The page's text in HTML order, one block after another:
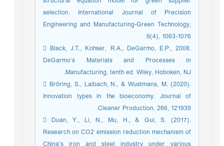
selection. International Journal of Precision
Engineering and Manufacturing-Green Technology,
9(4), 1063-1076.
 Black, J.T., Kohser, R.A., DeGarmo, E.P., 2008.
DeGarmo’s Materials and Processes in
Manufacturing, tenth ed. Wiley, Hoboken, NJ.
 Bröring, S., Laibach, N., & Wustmans, M. (2020).
Innovation types in the bioeconomy. Journal of
Cleaner Production, 266, 121939.
 Duan, Y., Li, N., Mu, H., & Gui, S. (2017).
Research on CO2 emission reduction mechanism of